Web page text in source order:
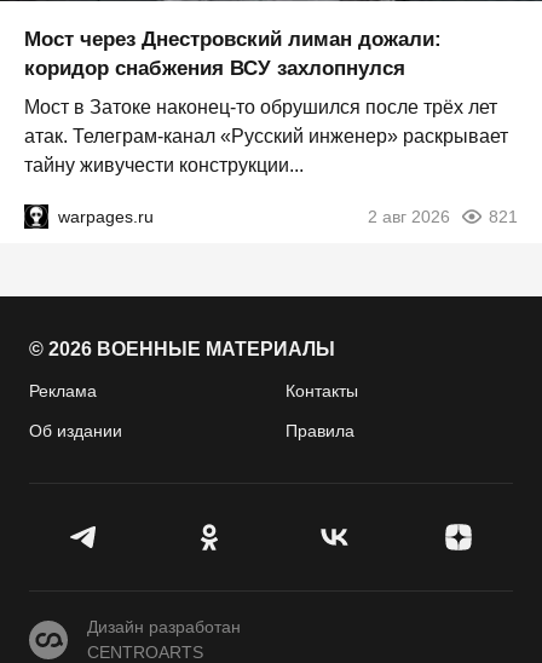
Мост через Днестровский лиман дожали:
коридор снабжения ВСУ захлопнулся
Мост в Затоке наконец-то обрушился после трёх лет
атак. Телеграм-канал «Русский инженер» раскрывает
тайну живучести конструкции...
warpages.ru 2 авг 2026 821
© 2026 ВОЕННЫЕ МАТЕРИАЛЫ
Реклама Контакты
Об издании Правила
CENTROARTS